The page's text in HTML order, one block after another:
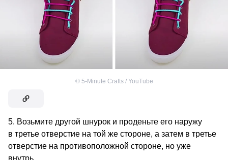
© 5-Minute Crafts / YouTube
5. Возьмите другой шнурок и проденьте его наружу
в третье отверстие на той же стороне, а затем в третье
отверстие на противоположной стороне, но уже
внутрь.